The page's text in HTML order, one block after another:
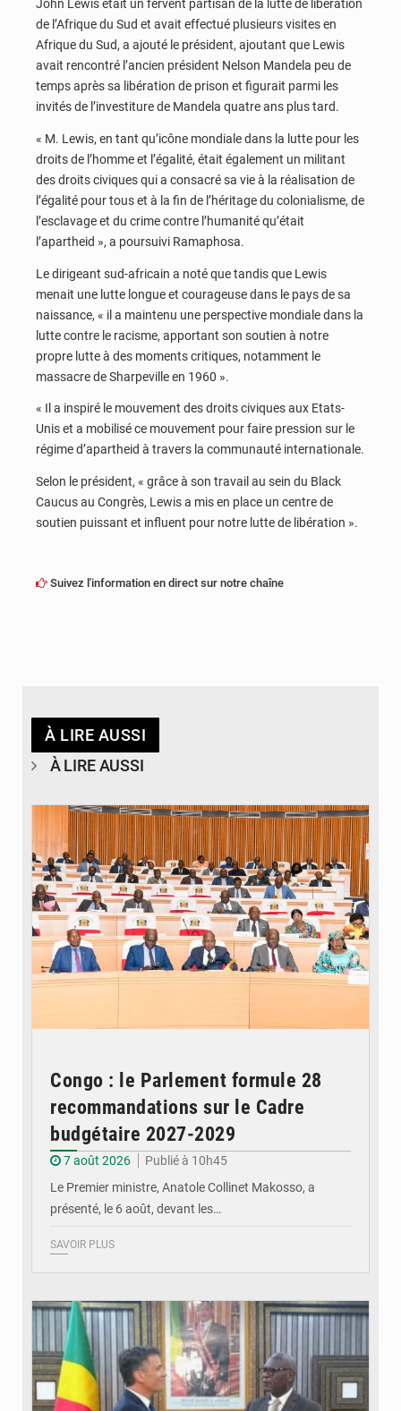
John Lewis était un fervent partisan de la lutte de libération
de l’Afrique du Sud et avait effectué plusieurs visites en
Afrique du Sud, a ajouté le président, ajoutant que Lewis
avait rencontré l’ancien président Nelson Mandela peu de
temps après sa libération de prison et figurait parmi les
invités de l’investiture de Mandela quatre ans plus tard.
« M. Lewis, en tant qu’icône mondiale dans la lutte pour les
droits de l’homme et l’égalité, était également un militant
des droits civiques qui a consacré sa vie à la réalisation de
l’égalité pour tous et à la fin de l’héritage du colonialisme, de
l’esclavage et du crime contre l’humanité qu’était
l’apartheid », a poursuivi Ramaphosa.
Le dirigeant sud-africain a noté que tandis que Lewis
menait une lutte longue et courageuse dans le pays de sa
naissance, « il a maintenu une perspective mondiale dans la
lutte contre le racisme, apportant son soutien à notre
propre lutte à des moments critiques, notamment le
massacre de Sharpeville en 1960 ».
« Il a inspiré le mouvement des droits civiques aux Etats-
Unis et a mobilisé ce mouvement pour faire pression sur le
régime d’apartheid à travers la communauté internationale.
Selon le président, « grâce à son travail au sein du Black
Caucus au Congrès, Lewis a mis en place un centre de
soutien puissant et influent pour notre lutte de libération ».
Suivez l'information en direct sur notre chaîne
À LIRE AUSSI
À LIRE AUSSI
Congo : le Parlement formule 28
recommandations sur le Cadre
budgétaire 2027-2029
7 août 2026
Publié à 10h45
Le Premier ministre, Anatole Collinet Makosso, a
présenté, le 6 août, devant les…
SAVOIR PLUS